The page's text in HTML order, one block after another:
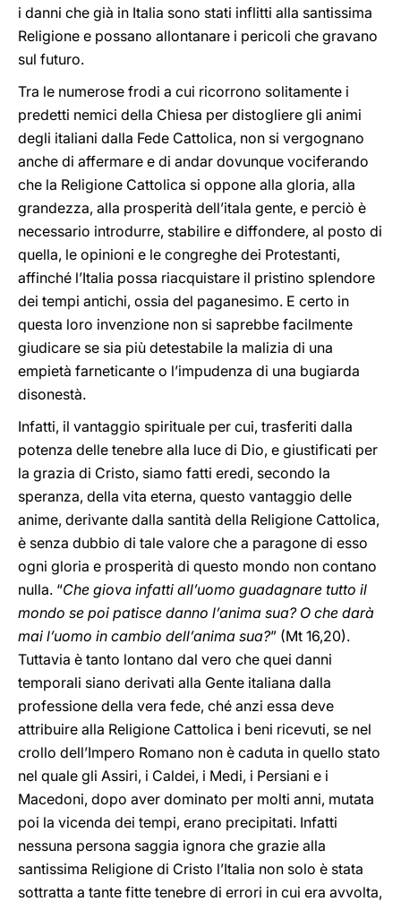
i danni che già in Italia sono stati inflitti alla santissima
Religione e possano allontanare i pericoli che gravano
sul futuro.
Tra le numerose frodi a cui ricorrono solitamente i
predetti nemici della Chiesa per distogliere gli animi
degli italiani dalla Fede Cattolica, non si vergognano
anche di affermare e di andar dovunque vociferando
che la Religione Cattolica si oppone alla gloria, alla
grandezza, alla prosperità dell’itala gente, e perciò è
necessario introdurre, stabilire e diffondere, al posto di
quella, le opinioni e le congreghe dei Protestanti,
affinché l’Italia possa riacquistare il pristino splendore
dei tempi antichi, ossia del paganesimo. E certo in
questa loro invenzione non si saprebbe facilmente
giudicare se sia più detestabile la malizia di una
empietà farneticante o l’impudenza di una bugiarda
disonestà.
Infatti, il vantaggio spirituale per cui, trasferiti dalla
potenza delle tenebre alla luce di Dio, e giustificati per
la grazia di Cristo, siamo fatti eredi, secondo la
speranza, della vita eterna, questo vantaggio delle
anime, derivante dalla santità della Religione Cattolica,
è senza dubbio di tale valore che a paragone di esso
ogni gloria e prosperità di questo mondo non contano
nulla. “Che giova infatti all’uomo guadagnare tutto il
mondo se poi patisce danno l’anima sua? O che darà
mai l’uomo in cambio dell’anima sua?” (Mt 16,20).
Tuttavia è tanto lontano dal vero che quei danni
temporali siano derivati alla Gente italiana dalla
professione della vera fede, ché anzi essa deve
attribuire alla Religione Cattolica i beni ricevuti, se nel
crollo dell’Impero Romano non è caduta in quello stato
nel quale gli Assiri, i Caldei, i Medi, i Persiani e i
Macedoni, dopo aver dominato per molti anni, mutata
poi la vicenda dei tempi, erano precipitati. Infatti
nessuna persona saggia ignora che grazie alla
santissima Religione di Cristo l’Italia non solo è stata
sottratta a tante fitte tenebre di errori in cui era avvolta,